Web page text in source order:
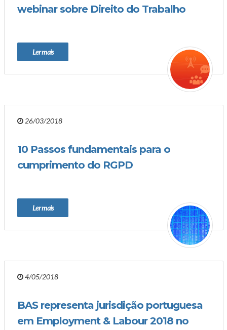
webinar sobre Direito do Trabalho
Ler mais
26/03/2018
10 Passos fundamentais para o
cumprimento do RGPD
Ler mais
4/05/2018
BAS representa jurisdição portuguesa
em Employment & Labour 2018 no